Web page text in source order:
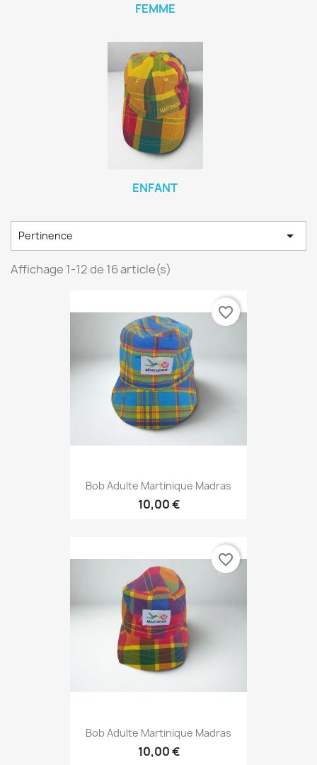
FEMME
ENFANT
Pertinence 
Affichage 1-12 de 16 article(s)
Bob Adulte Martinique Madras
10,00 €
favorite_border
Bob Adulte Martinique Madras
10,00 €
favorite_border